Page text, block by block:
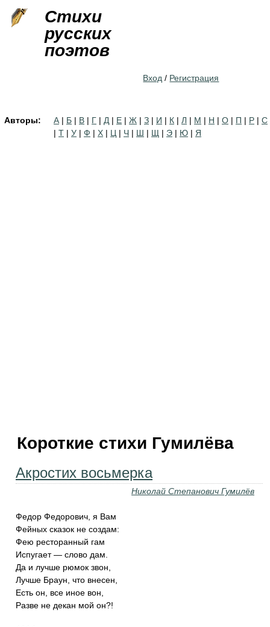
Стихи
русских
поэтов
Вход / Регистрация
Авторы: А | Б | В | Г | Д | Е | Ж | З | И | К | Л | М | Н | О | П | Р | С
| Т | У | Ф | Х | Ц | Ч | Ш | Щ | Э | Ю | Я
Короткие стихи Гумилёва
Акростих восьмерка
Николай Степанович Гумилёв
Федор Федорович, я Вам
Фейных сказок не создам:
Фею ресторанный гам
Испугает — слово дам.
Да и лучше рюмок звон,
Лучше Браун, что внесен,
Есть он, все иное вон,
Разве не декан мой он?!